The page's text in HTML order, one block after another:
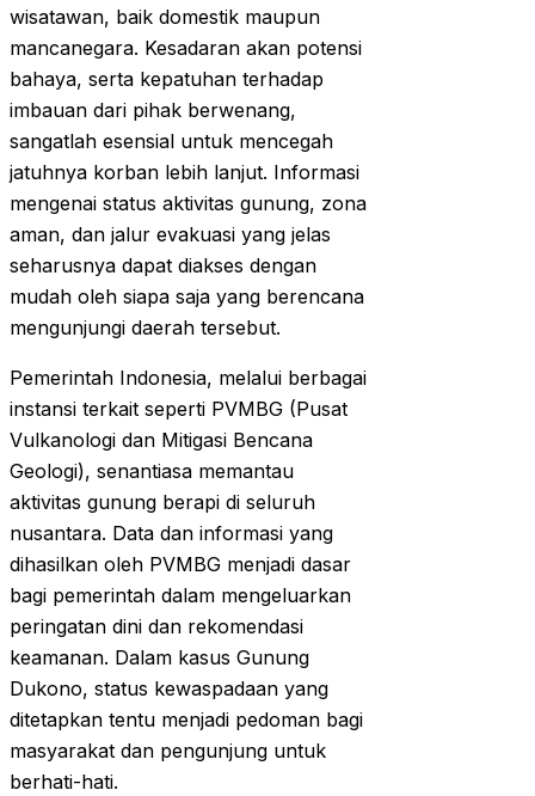
wisatawan, baik domestik maupun
mancanegara. Kesadaran akan potensi
bahaya, serta kepatuhan terhadap
imbauan dari pihak berwenang,
sangatlah esensial untuk mencegah
jatuhnya korban lebih lanjut. Informasi
mengenai status aktivitas gunung, zona
aman, dan jalur evakuasi yang jelas
seharusnya dapat diakses dengan
mudah oleh siapa saja yang berencana
mengunjungi daerah tersebut.
Pemerintah Indonesia, melalui berbagai
instansi terkait seperti PVMBG (Pusat
Vulkanologi dan Mitigasi Bencana
Geologi), senantiasa memantau
aktivitas gunung berapi di seluruh
nusantara. Data dan informasi yang
dihasilkan oleh PVMBG menjadi dasar
bagi pemerintah dalam mengeluarkan
peringatan dini dan rekomendasi
keamanan. Dalam kasus Gunung
Dukono, status kewaspadaan yang
ditetapkan tentu menjadi pedoman bagi
masyarakat dan pengunjung untuk
berhati-hati.